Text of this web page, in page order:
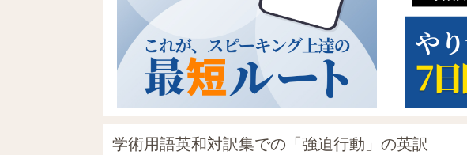
学術用語英和対訳集での「強迫行動」の英訳